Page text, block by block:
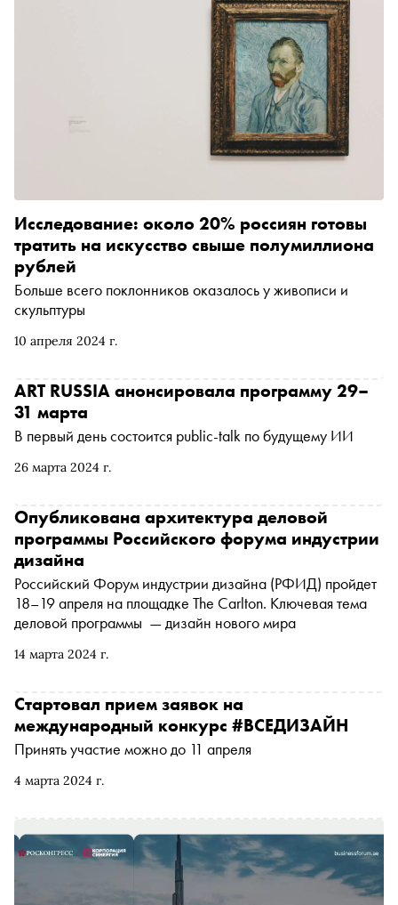
10 апреля 2024 г.
Исследование: около 20% россиян готовы
тратить на искусство свыше полумиллиона
рублей
Больше всего поклонников оказалось у живописи и
скульптуры
26 марта 2024 г.
ART RUSSIA анонсировала программу 29–
31 марта
В первый день состоится public-talk по будущему ИИ
14 марта 2024 г.
Опубликована архитектура деловой
программы Российского форума индустрии
дизайна
Российский Форум индустрии дизайна (РФИД) пройдет
18–19 апреля на площадке The Carlton. Ключевая тема
деловой программы — дизайн нового мира
4 марта 2024 г.
Стартовал прием заявок на
международный конкурс #ВСЕДИЗАЙН
Принять участие можно до 11 апреля